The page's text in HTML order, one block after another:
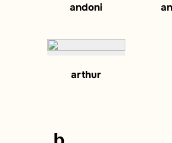
andoni
arthur